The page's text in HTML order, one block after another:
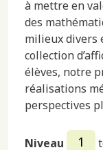
à mettre en
des
milieux divers
collection
élèves, notre
réalisations
perspectives
Niveau 1